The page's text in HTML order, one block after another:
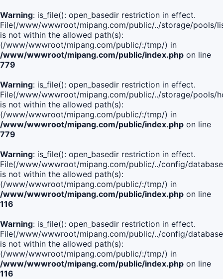
Warning: is_file(): open_basedir restriction in effect.
File(/www/wwwroot/mipang.com/public/../storage/pools/
is not within the allowed path(s):
(/www/wwwroot/mipang.com/public/:/tmp/) in
/www/wwwroot/mipang.com/public/index.php on line
779
Warning: is_file(): open_basedir restriction in effect.
File(/www/wwwroot/mipang.com/public/../storage/pools/
is not within the allowed path(s):
(/www/wwwroot/mipang.com/public/:/tmp/) in
/www/wwwroot/mipang.com/public/index.php on line
779
Warning: is_file(): open_basedir restriction in effect.
File(/www/wwwroot/mipang.com/public/../config/
is not within the allowed path(s):
(/www/wwwroot/mipang.com/public/:/tmp/) in
/www/wwwroot/mipang.com/public/index.php on line
116
Warning: is_file(): open_basedir restriction in effect.
File(/www/wwwroot/mipang.com/public/../config/
is not within the allowed path(s):
(/www/wwwroot/mipang.com/public/:/tmp/) in
/www/wwwroot/mipang.com/public/index.php on line
116